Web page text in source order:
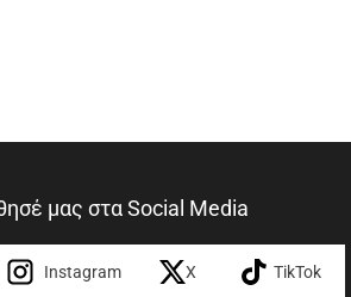
μας στα Social Media
Instagram X TikTok